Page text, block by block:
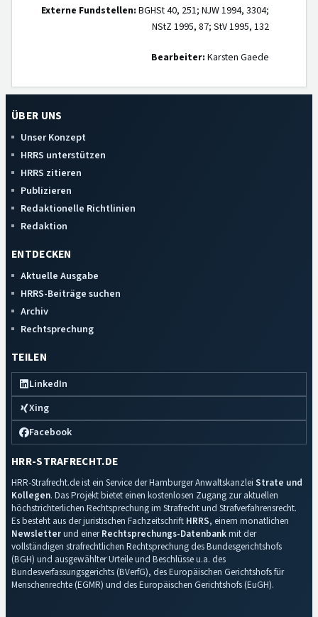
Externe Fundstellen: BGHSt 40, 251; NJW 1994, 3304;
NStZ 1995, 87; StV 1995, 132
Bearbeiter: Karsten Gaede
ÜBER UNS
Unser Konzept
HRRS unterstützen
HRRS zitieren
Publizieren
Redaktionelle Richtlinien
Redaktion
ENTDECKEN
Aktuelle Ausgabe
HRRS-Beiträge suchen
Archiv
Rechtsprechung
TEILEN
LinkedIn
Xing
Facebook
HRR-STRAFRECHT.DE
HRR-Strafrecht.de ist ein Service der Hamburger Anwaltskanzlei Strate und
Kollegen. Das Projekt bietet einen kostenlosen Zugang zur aktuellen
höchstrichterlichen Rechtsprechung im Strafrecht und Strafverfahrensrecht.
Es besteht aus der juristischen Fachzeitschrift HRRS, einem monatlichen
Newsletterund einerRechtsprechungs-Datenbankmit der
vollständigen strafrechtlichen Rechtsprechung des Bundesgerichtshofs
(BGH) und ausgewählter Urteile und Beschlüsse u.a. des
Bundesverfassungsgerichts (BVerfG), des Europäischen Gerichtshofs für
Menschenrechte (EGMR) und des Europäischen Gerichtshofs (EuGH).